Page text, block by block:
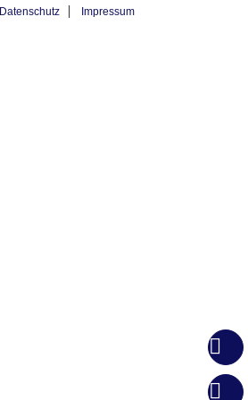
Datenschutz Impressum